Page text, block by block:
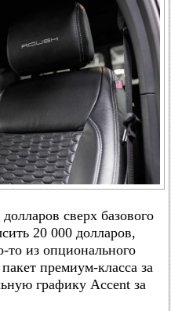
сверх базового
20 000 долларов,
то из опционального
премиум-класса за
графику Accent за